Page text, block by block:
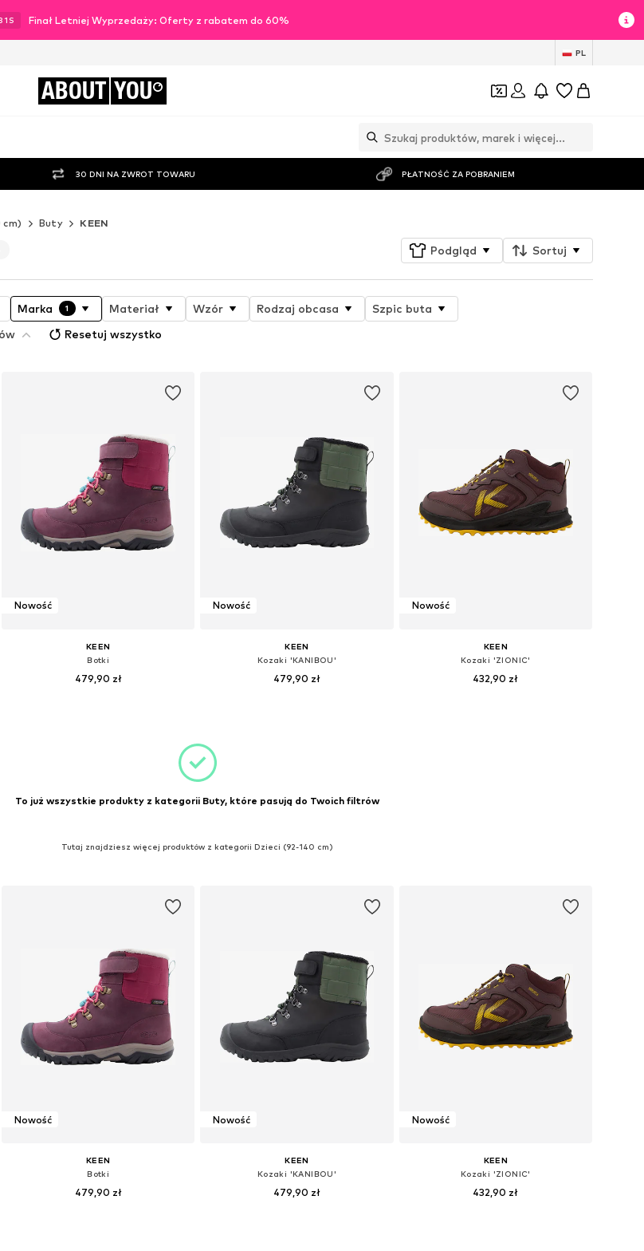
S Finał Letniej Wyprzedaży: Oferty z rabatem do 60%
PL
ABOUT YOU
30 DNI NA ZWROT TOWARU PŁATNOŚĆ ZA POBRANIEM
cm) Buty KEEN
Podgląd Sortuj
Marka 1 Materiał Wzór Rodzaj obcasa
Szpic buta
Resetuj wszystko
Nowość
KEEN
Botki
479,90 zł
Nowość
KEEN
Kozaki 'KANIBOU'
479,90 zł
Nowość
KEEN
Kozaki 'ZIONIC'
432,90 zł
To już wszystkie produkty z kategorii Buty, które pasują do Twoich filtrów
Tutaj znajdziesz więcej produktów z kategorii Dzieci (92-140 cm)
Nowość
KEEN
Botki
479,90 zł
Nowość
KEEN
Kozaki 'KANIBOU'
479,90 zł
Nowość
KEEN
Kozaki 'ZIONIC'
432,90 zł